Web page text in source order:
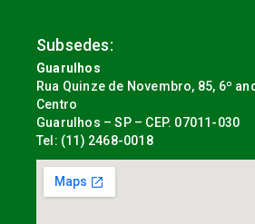
Subsedes:
Guarulhos
Rua Quinze de Novembro, 85, 6º
Centro
Guarulhos – SP – CEP. 07011-030
Tel: (11) 2468-0018